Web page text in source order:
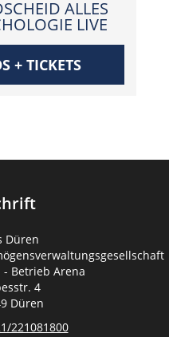
ALLES
LIVE
+ TICKETS
Düren
- Betrieb Arena
4
Düren
221081800